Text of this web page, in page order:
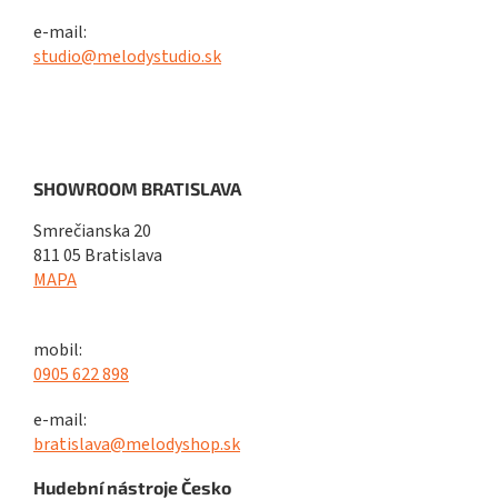
e-mail:
studio@melodystudio.sk
SHOWROOM BRATISLAVA
Smrečianska 20
811 05 Bratislava
MAPA
mobil:
0905 622 898
e-mail:
bratislava@melodyshop.sk
Hudební nástroje Česko